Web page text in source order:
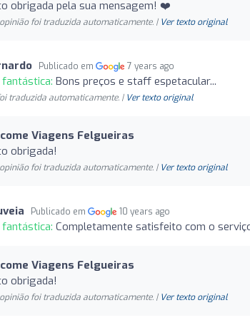
obrigada pela sua mensagem! ❤️
foi traduzida automaticamente. | Ver texto original
Publicado em 7 years ago
fantástica: Bons preços e staff espetacular...
traduzida automaticamente. | Ver texto original
Viagens Felgueiras
obrigada!
foi traduzida automaticamente. | Ver texto original
Publicado em 10 years ago
fantástica: Completamente satisfeito com o
Viagens Felgueiras
obrigada!
foi traduzida automaticamente. | Ver texto original